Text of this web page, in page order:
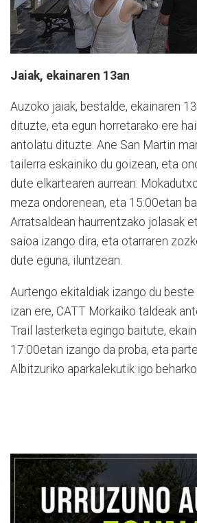
Jaiak, ekainaren 13an
Auzoko jaiak, bestalde, ekainaren
dituzte, eta egun horretarako ere
antolatu dituzte. Ane San Martin
tailerra eskainiko du goizean, eta
dute elkartearen aurrean.
meza ondorenean, eta 15:00etan
Arratsaldean haurrentzako jolasak
saioa izango dira, eta otarraren
dute eguna, iluntzean.
Aurtengo ekitaldiak izango du beste
izan ere, CATT Morkaiko taldeak
Trail lasterketa egingo baitute,
17:00etan izango da proba, eta
Albitzuriko aparkalekutik igo beharko